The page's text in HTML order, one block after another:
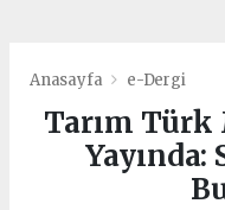
Anasayfa e-Dergi
Tarım Türk
Yayında: